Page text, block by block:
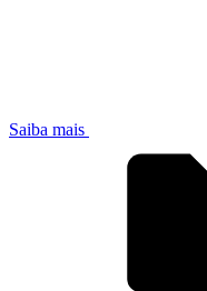
Saiba mais